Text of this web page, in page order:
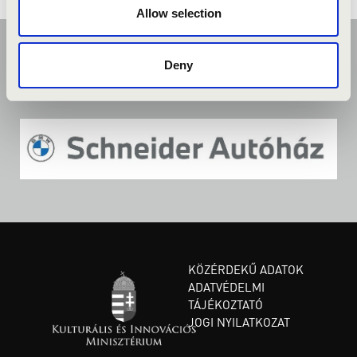
Allow selection
Deny
KÖZÉRDEKŰ ADATOK
ADATVÉDELMI
TÁJÉKOZTATÓ
JOGI NYILATKOZAT